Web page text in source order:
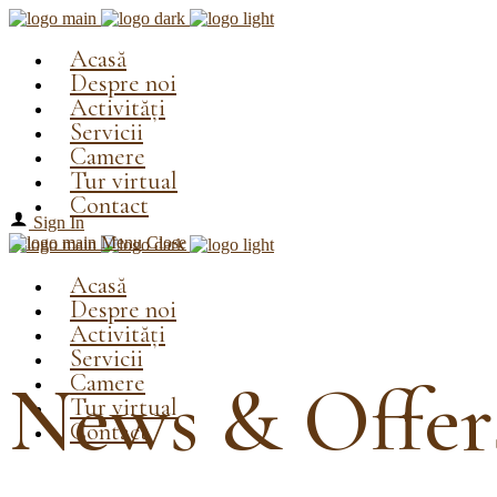
Acasă
Despre noi
Activități
Servicii
Camere
Tur virtual
Contact
Acasă
Despre noi
Activități
Servicii
Camere
Tur virtual
Contact
Sign In
Menu Close
News &